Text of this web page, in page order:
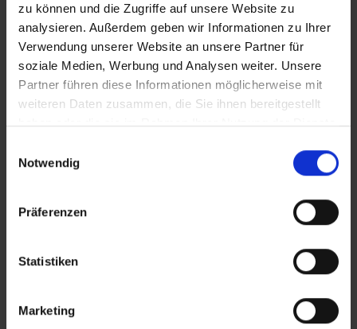
zu können und die Zugriffe auf unsere Website zu
analysieren. Außerdem geben wir Informationen zu Ihrer
Verwendung unserer Website an unsere Partner für
soziale Medien, Werbung und Analysen weiter. Unsere
Partner führen diese Informationen möglicherweise mit
weiteren Daten zusammen, die Sie ihnen bereitgestellt
haben oder die sie im Rahmen Ihrer Nutzung der Dienste
Notwendig
Präferenzen
Statistiken
Marketing
Geprüft nach ASTM F838-20, dem internationalen
Standard für Sterilfiltration.
Echt nachhaltig:
Unser cleveres Kartuschensystem